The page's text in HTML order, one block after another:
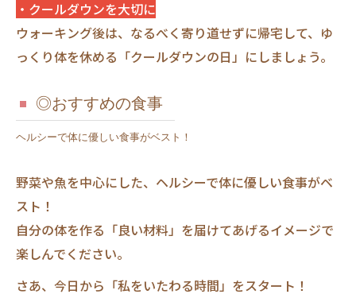
・クールダウンを大切に
ウォーキング後は、なるべく寄り道せずに帰宅して、ゆ
っくり体を休める「クールダウンの日」にしましょう。
◎おすすめの食事
ヘルシーで体に優しい食事がベスト！
野菜や魚を中心にした、ヘルシーで体に優しい食事がベ
スト！
自分の体を作る「良い材料」を届けてあげるイメージで
楽しんでください。
さあ、今日から「私をいたわる時間」をスタート！